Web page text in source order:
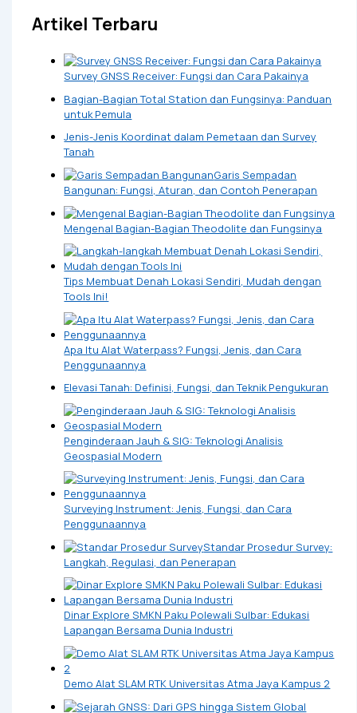
Artikel Terbaru
Survey GNSS Receiver: Fungsi dan Cara Pakainya
Bagian-Bagian Total Station dan Fungsinya: Panduan
untuk Pemula
Jenis-Jenis Koordinat dalam Pemetaan dan Survey
Tanah
Garis Sempadan
Bangunan: Fungsi, Aturan, dan Contoh Penerapan
Mengenal Bagian-Bagian Theodolite dan Fungsinya
Tips Membuat Denah Lokasi Sendiri, Mudah dengan
Tools Ini!
Apa Itu Alat Waterpass? Fungsi, Jenis, dan Cara
Penggunaannya
Elevasi Tanah: Definisi, Fungsi, dan Teknik Pengukuran
Penginderaan Jauh & SIG: Teknologi Analisis
Geospasial Modern
Surveying Instrument: Jenis, Fungsi, dan Cara
Penggunaannya
Standar Prosedur Survey:
Langkah, Regulasi, dan Penerapan
Dinar Explore SMKN Paku Polewali Sulbar: Edukasi
Lapangan Bersama Dunia Industri
Demo Alat SLAM RTK Universitas Atma Jaya Kampus 2